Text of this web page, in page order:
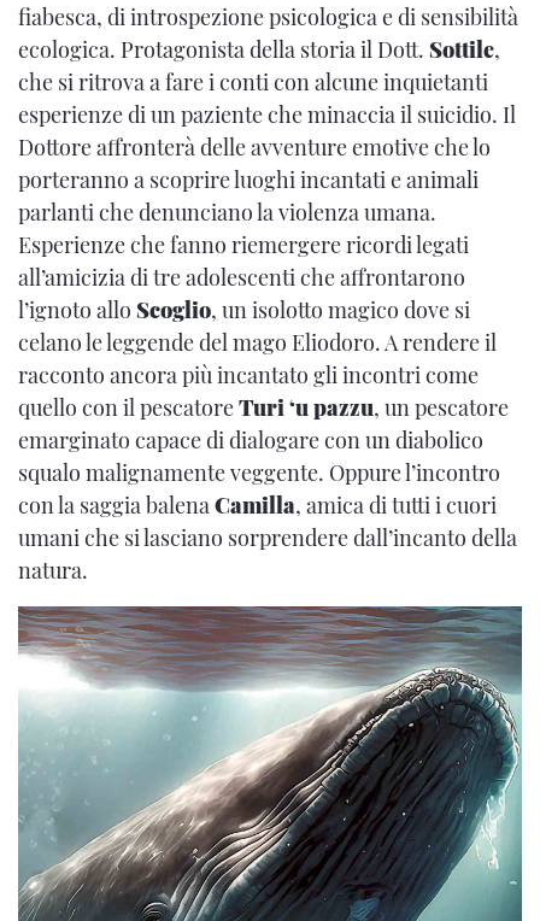
fiabesca, di introspezione psicologica e di sensibilità
ecologica. Protagonista della storia il Dott. Sottile,
che si ritrova a fare i conti con alcune inquietanti
esperienze di un paziente che minaccia il suicidio. Il
Dottore affronterà delle avventure emotive che lo
porteranno a scoprire luoghi incantati e animali
parlanti che denunciano la violenza umana.
Esperienze che fanno riemergere ricordi legati
all’amicizia di tre adolescenti che affrontarono
l’ignoto allo Scoglio, un isolotto magico dove si
celano le leggende del mago Eliodoro. A rendere il
racconto ancora più incantato gli incontri come
quello con il pescatoreTuri ‘u pazzu, un pescatore
emarginato capace di dialogare con un diabolico
squalo malignamente veggente. Oppure l’incontro
con la saggia balena Camilla, amica di tutti i cuori
umani che si lasciano sorprendere dall’incanto della
natura.